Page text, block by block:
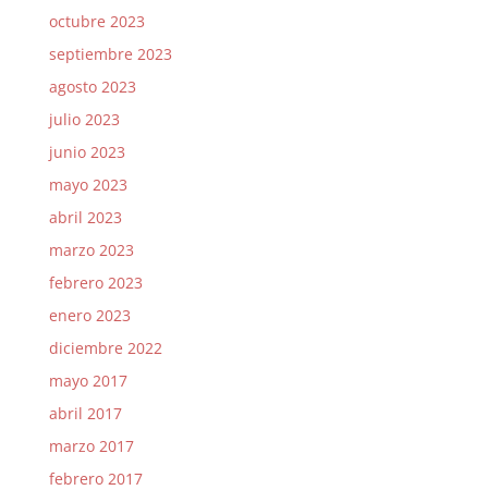
octubre 2023
septiembre 2023
agosto 2023
julio 2023
junio 2023
mayo 2023
abril 2023
marzo 2023
febrero 2023
enero 2023
diciembre 2022
mayo 2017
abril 2017
marzo 2017
febrero 2017